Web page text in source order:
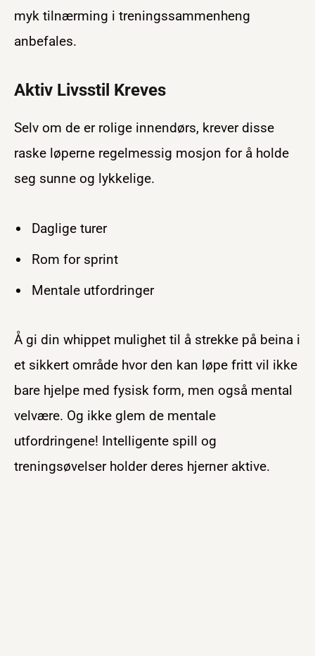
myk tilnærming i treningssammenheng
anbefales.
Aktiv Livsstil Kreves
Selv om de er rolige innendørs, krever disse
raske løperne regelmessig mosjon for å holde
seg sunne og lykkelige.
Daglige turer
Rom for sprint
Mentale utfordringer
Å gi din whippet mulighet til å strekke på beina i
et sikkert område hvor den kan løpe fritt vil ikke
bare hjelpe med fysisk form, men også mental
velvære. Og ikke glem de mentale
utfordringene! Intelligente spill og
treningsøvelser holder deres hjerner aktive.